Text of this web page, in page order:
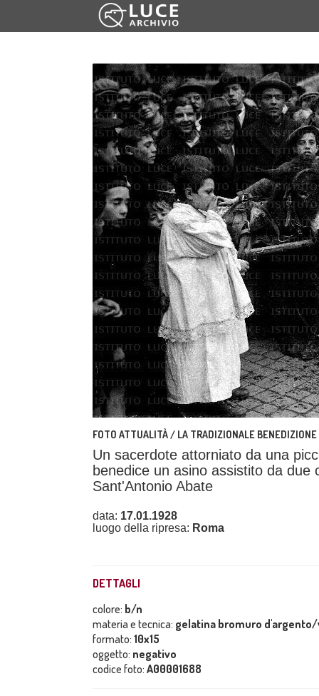
FOTO ATTUALITÀ / LA TRADIZIONALE
Un sacerdote attorniato da una
benedice un asino assistito da
Sant'Antonio Abate
data: 17.01.1928
luogo della ripresa: Roma
DETTAGLI
colore: b/n
materia e tecnica: gelatina bromuro
formato: 10x15
oggetto: negativo
codice foto: A00001688